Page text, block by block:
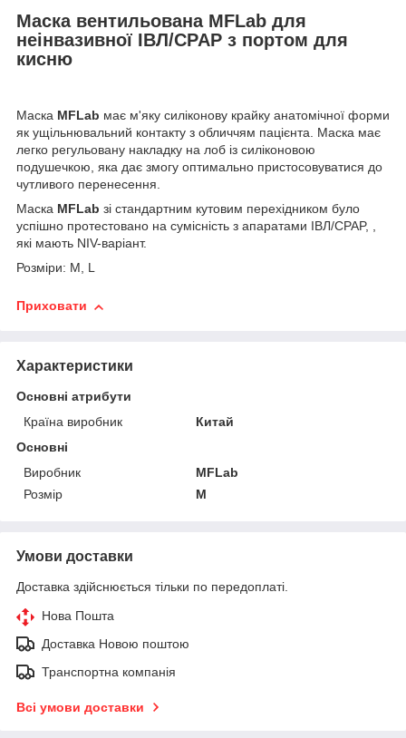
Маска вентильована MFLab для
неінвазивної ІВЛ/CPAP з портом для
кисню
Маска MFLab має м'яку силіконову крайку анатомічної форми
як ущільнювальний контакту з обличчям пацієнта. Маска має
легко регульовану накладку на лоб із силіконовою
подушечкою, яка дає змогу оптимально пристосовуватися до
чутливого перенесення.
Маска MFLab зі стандартним кутовим перехідником було
успішно протестовано на сумісність з апаратами ІВЛ/CPAP, ,
які мають NIV-варіант.
Розміри: M, L
Приховати
Характеристики
Основні атрибути
Країна виробник
Китай
Основні
Виробник
MFLab
Розмір
M
Умови доставки
Доставка здійснюється тільки по передоплаті.
Нова Пошта
Доставка Новою поштою
Транспортна компанія
Всі умови доставки